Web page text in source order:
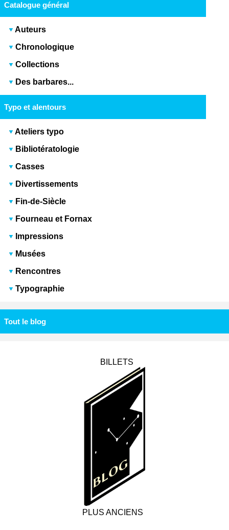
Catalogue général
Auteurs
Chronologique
Collections
Des barbares...
Typo et alentours
Ateliers typo
Bibliotératologie
Casses
Divertissements
Fin-de-Siècle
Fourneau et Fornax
Impressions
Musées
Rencontres
Typographie
Tout le blog
BILLETS
PLUS ANCIENS